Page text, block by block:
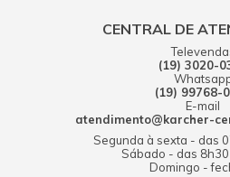
CENTRAL DE
(19) 3020-
(19) 99768-
E-mail
atendimento@karcher-
Segunda à sexta - das
Sábado - das
Domingo -